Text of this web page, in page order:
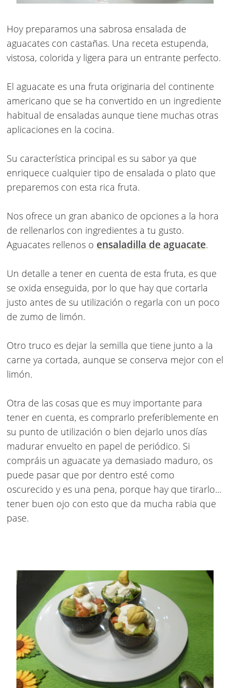
Hoy preparamos una sabrosa ensalada de
aguacates con castañas. Una receta estupenda,
vistosa, colorida y ligera para un entrante perfecto.
El aguacate es una fruta originaria del continente
americano que se ha convertido en un ingrediente
habitual de ensaladas aunque tiene muchas otras
aplicaciones en la cocina.
Su característica principal es su sabor ya que
enriquece cualquier tipo de ensalada o plato que
preparemos con esta rica fruta.
Nos ofrece un gran abanico de opciones a la hora
de rellenarlos con ingredientes a tu gusto.
Aguacates rellenos o ensaladilla de aguacate.
Un detalle a tener en cuenta de esta fruta, es que
se oxida enseguida, por lo que hay que cortarla
justo antes de su utilización o regarla con un poco
de zumo de limón.
Otro truco es dejar la semilla que tiene junto a la
carne ya cortada, aunque se conserva mejor con el
limón.
Otra de las cosas que es muy importante para
tener en cuenta, es comprarlo preferiblemente en
su punto de utilización o bien dejarlo unos días
madurar envuelto en papel de periódico. Si
compráis un aguacate ya demasiado maduro, os
puede pasar que por dentro esté como
oscurecido y es una pena, porque hay que tirarlo...
tener buen ojo con esto que da mucha rabia que
pase.